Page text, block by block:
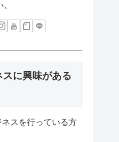
に興味がある
スを行っている方